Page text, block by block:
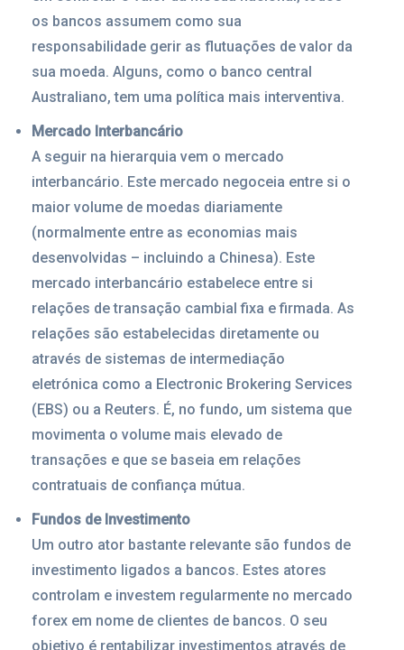
os bancos assumem como sua
responsabilidade gerir as flutuações de valor da
sua moeda. Alguns, como o banco central
Australiano, tem uma política mais interventiva.
Mercado Interbancário
A seguir na hierarquia vem o mercado
interbancário. Este mercado negoceia entre si o
maior volume de moedas diariamente
(normalmente entre as economias mais
desenvolvidas – incluindo a Chinesa). Este
mercado interbancário estabelece entre si
relações de transação cambial fixa e firmada. As
relações são estabelecidas diretamente ou
através de sistemas de intermediação
eletrónica como a Electronic Brokering Services
(EBS) ou a Reuters. É, no fundo, um sistema que
movimenta o volume mais elevado de
transações e que se baseia em relações
contratuais de confiança mútua.
Fundos de Investimento
Um outro ator bastante relevante são fundos de
investimento ligados a bancos. Estes atores
controlam e investem regularmente no mercado
forex em nome de clientes de bancos. O seu
objetivo é rentabilizar investimentos através de